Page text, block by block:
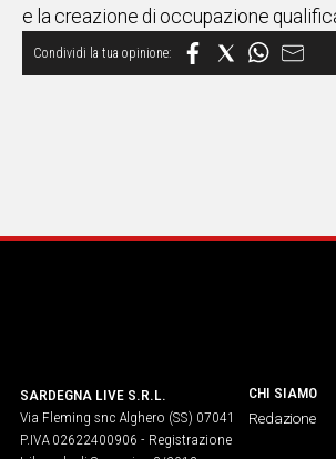
e la creazione di occupazione
SARDEGNA LIVE S.R.L.
Via Fleming snc Alghero (SS) 07041
P.IVA 02622400906 - Registrazione
CHI SIAMO
Redazione